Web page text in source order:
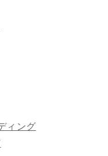
ィング